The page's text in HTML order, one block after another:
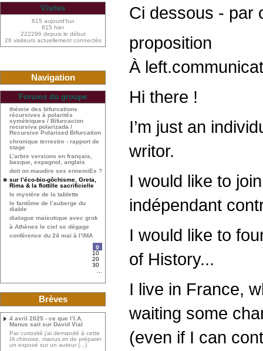
Ci dessous - par
proposition
À
Hi there !
I’m just an
writor.
I would like to
indépendant
I would like to
of History...
I live in France,
waiting some
(even if I can
Visites
615 aujourd’hui
615 hier
222296 depuis le début
26 visiteurs actuellement connectés
Navigation
Forums du groupe
théorie des bifurcations
récursives à polarités
symétriques / Bifurcacion
recursiva polarizada /
Recursive Polarised Bifurcation
chronique terrestre - rapport de
stage
L’arbre versions en français,
basque, espagnol, anglais
doit on maudire ses ennemiEs ?
sur l’éco-bio-gôchisme, Greta,
Rima & la flottille sacrificielle
le mystère de la tablette
le fantôme de l’auberge du
diable
dialogue maïeutique avec grok
à Athènes le ciel se dégage
conférence du 24 mai à l’IMA
0
10
20
30
Brèves
4 avril 2025 - ce que l’I.A.
Manus sait sur David Vial
Par curiosité j’ai demandé à cette
IA chinoise, manus.im de préparer
un exposé sur un auteur (...)